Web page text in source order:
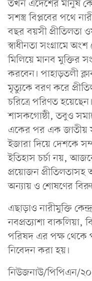
তখন এদেশের মানুষ
সশস্ত্র বিপ্লবের পথে
বছর বয়সী প্রীতিলতা
স্বাধীনতা সংগ্রামে
মিলিয়ে মানব মুক্তির
করবেন। পাহাড়তলী
মৃত্যুকে বরণ করে
চরিত্রে পরিণত
শাসকগোষ্ঠী, তবুও
একের পর এক জাতীয়
ইজারা দিয়ে দেশকে
ইতিহাস চর্চা নয়,
প্রয়োজন প্রীতিলতাসহ
অন্যায় ও শোষণের
এছাড়াও নারীমুক্তি
নবপ্রত্যাশা বাকলিয়া,
পরিষদ এর পক্ষ থেকে
নিবেদন করা হয়।
নিউজনাউ/পিপিএন/